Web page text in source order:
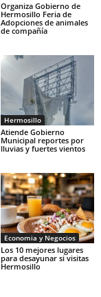
Organiza Gobierno de
Hermosillo Feria de
Adopciones de animales
de compañía
Hermosillo
Atiende Gobierno
Municipal reportes por
lluvias y fuertes vientos
Economia y Negocios
Los 10 mejores lugares
para desayunar si visitas
Hermosillo